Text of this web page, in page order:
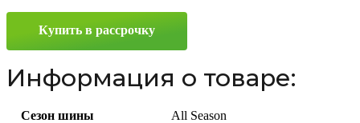
Купить в рассрочку
Информация о товаре:
Сезон шины
All Season